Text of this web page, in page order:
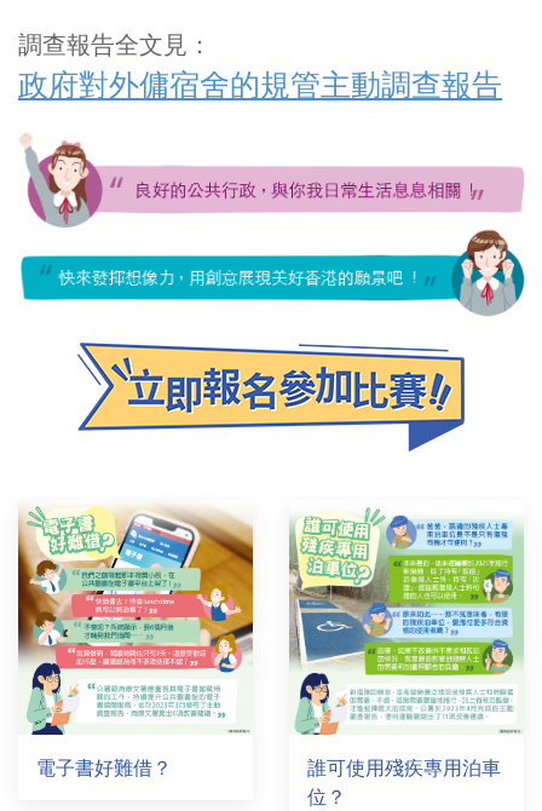
調查報告全文見：
政府對外傭宿舍的規管主動調查報告
電子書好難借？
誰可使用殘疾專用泊車
位？